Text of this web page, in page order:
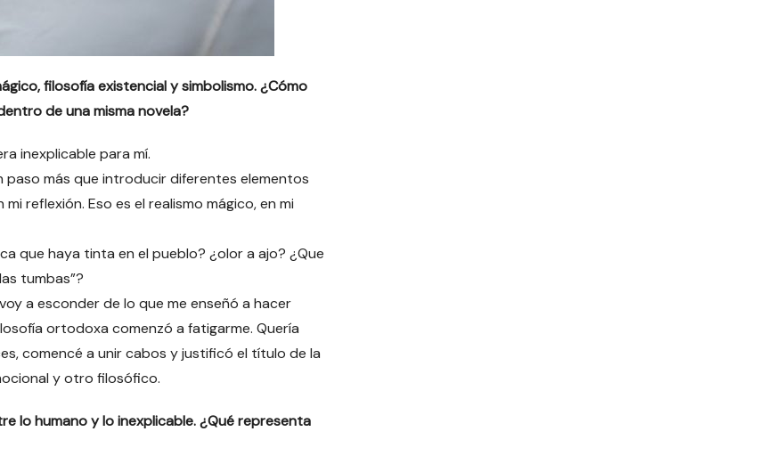
filosofía existencial y simbolismo. ¿Cómo
de una misma novela?
inexplicable para mí.
más que introducir diferentes elementos
reflexión. Eso es el realismo mágico, en mi
que haya tinta en el pueblo? ¿olor a ajo? ¿Que
tumbas”?
a esconder de lo que me enseñó a hacer
ortodoxa comenzó a fatigarme. Quería
comencé a unir cabos y justificó el título de la
y otro filosófico.
lo humano y lo inexplicable. ¿Qué representa